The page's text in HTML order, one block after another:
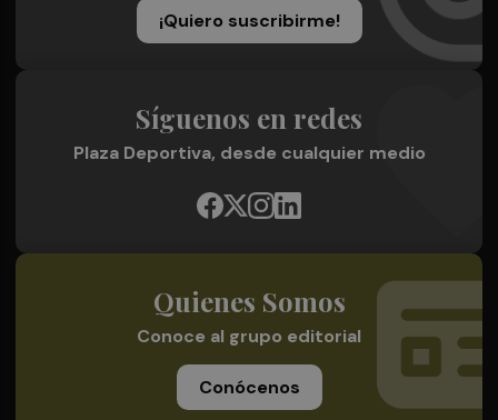
¡Quiero suscribirme!
Síguenos en redes
Plaza Deportiva, desde cualquier medio
Quienes Somos
Conoce al grupo editorial
Conócenos